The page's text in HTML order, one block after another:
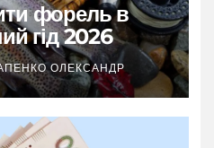
форель в
гід 2026
ОЛЕКСАНДР